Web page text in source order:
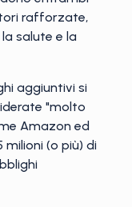
rafforzate,
salute e la
aggiuntivi si
"molto
Amazon ed
milioni (o più) di